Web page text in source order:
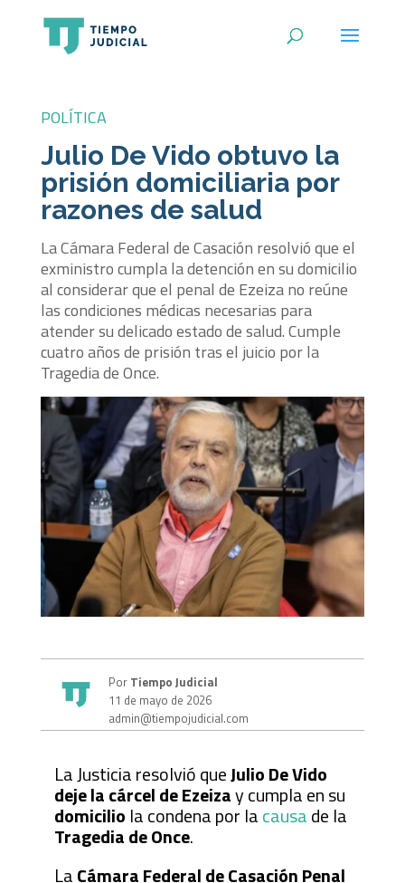
POLÍTICA
Julio De Vido obtuvo la
prisión domiciliaria por
razones de salud
La Cámara Federal de Casación resolvió que el
exministro cumpla la detención en su domicilio
al considerar que el penal de Ezeiza no reúne
las condiciones médicas necesarias para
atender su delicado estado de salud. Cumple
cuatro años de prisión tras el juicio por la
Tragedia de Once.
PorTiempo Judicial
11 de mayo de 2026
admin@tiempojudicial.com
La Justicia resolvió queJulio De Vido
deje la cárcel de Ezeizay cumpla en su
domicilio la condena por lacausade la
Tragedia de Once.
LaCámara Federal de Casación Penal